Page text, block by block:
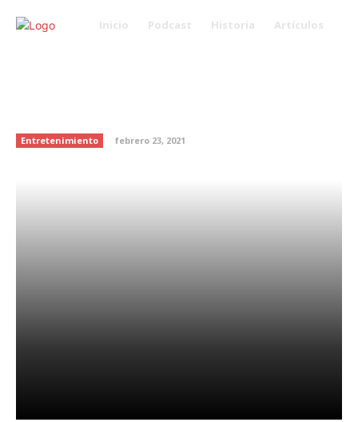
Inicio Podcast Historia Artículos
Entretenimiento febrero 23, 2021